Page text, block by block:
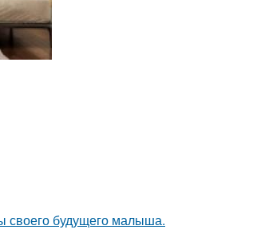
своего будущего малыша.